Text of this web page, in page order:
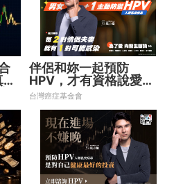
伴侶和妳一起預防
HPV，才有資格說愛
妳！
台灣癌症基金會